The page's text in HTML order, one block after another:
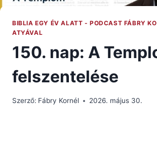
BIBLIA EGY ÉV ALATT - PODCAST FÁBRY
ATYÁVAL
150. nap: A
felszentelése
Szerző: Fábry Kornél 2026. május 30.